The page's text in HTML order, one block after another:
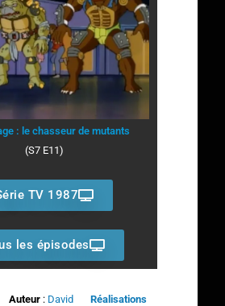
: le chasseur de mutants
(S7 E11)
TV 1987
les épisodes
Auteur : David
Réalisations